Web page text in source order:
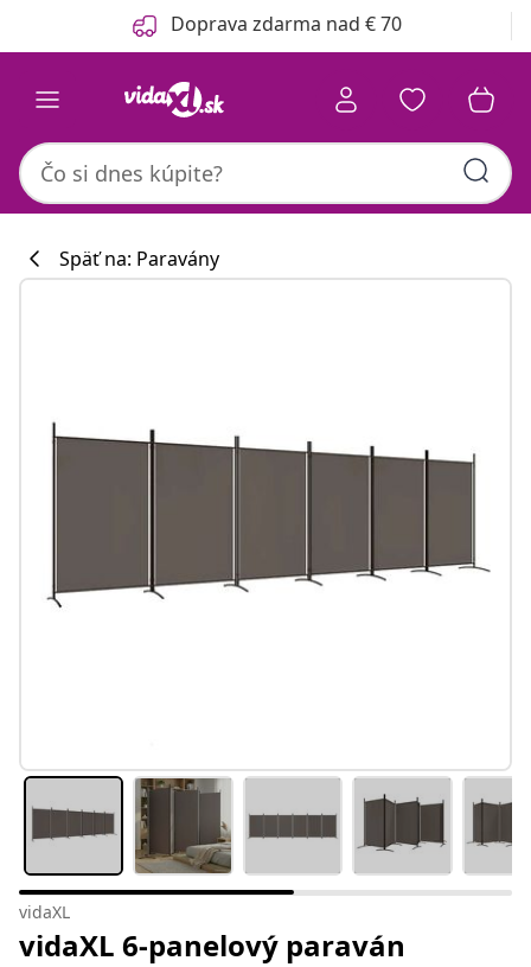
Predchádzajúce Doprava zdarma nad € 70
Späť na: Paravány
vidaXL
vidaXL 6-panelový paraván